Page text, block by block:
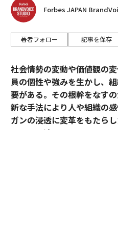
Forbes JAPAN
著者フォロー 記事を保存
社会情勢の変動や価値観の
員の個性や強みを生かし、
要がある。その根幹をなす
新な手法により人や組織の
ガンの浸透に変革をもたら
ローチに迫る。